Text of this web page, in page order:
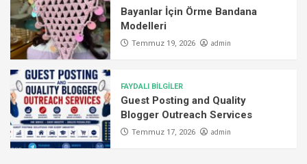
Bayanlar İçin Örme Bandana
Modelleri
Temmuz 19, 2026 admin
FAYDALI BİLGİLER
Guest Posting and Quality
Blogger Outreach Services
Temmuz 17, 2026 admin